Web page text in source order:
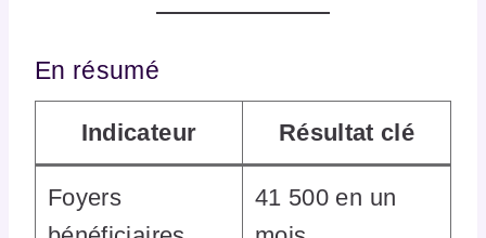
En résumé
Indicateur Résultat clé
Foyers
41 500 en un